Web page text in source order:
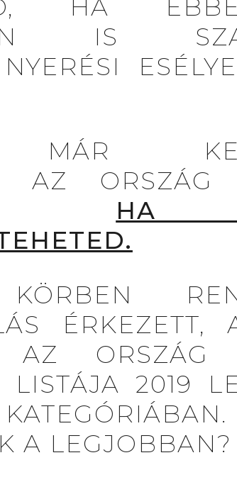
HA
IS
MÁR
AZ ORSZÁG
HA
ÉRKEZETT,
ORSZÁG
LISTÁJA 2019
A LEGJOBBAN?